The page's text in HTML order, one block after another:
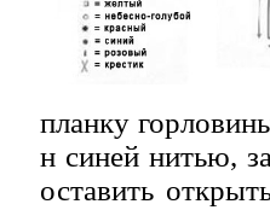
планку
н синей нитью,
оставить